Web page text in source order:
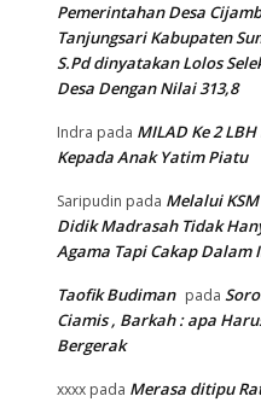
Pemerintahan Desa
Tanjungsari Kabupaten
S.Pd dinyatakan Lolos
Desa Dengan Nilai 313,8
Indra pada MILAD Ke 2
Kepada Anak Yatim Piatu
Saripudin pada Melalui
Didik Madrasah Tidak
Agama Tapi Cakap Dalam
Taofik Budiman pada
Ciamis , Barkah : apa
Bergerak
xxxx pada Merasa ditipu